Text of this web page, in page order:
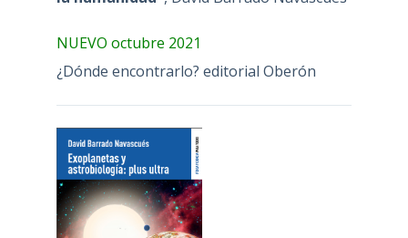
NUEVO octubre 2021
¿Dónde encontrarlo? editorial Oberón